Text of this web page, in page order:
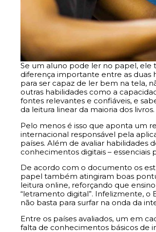
Se um aluno pode ler no papel,
diferença importante entre as duas
para ser capaz de ler bem na tela,
outras habilidades como a
fontes relevantes e confiáveis, e
da leitura linear da maioria dos livros.
Pelo menos é isso que aponta um
internacional responsável pela
países. Além de avaliar habilidades
conhecimentos digitais – essenciais
De acordo com o documento os
papel também atingiram boas
leitura online, reforçando que
“letramento digital”. Infelizmente, o
não basta para surfar na onda da
Entre os países avaliados, um em
falta de conhecimentos básicos de